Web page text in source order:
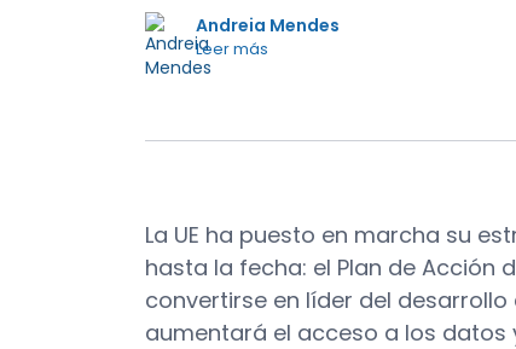
Andreia Mendes
Leer más
La UE ha puesto en marcha su
hasta la fecha: el Plan de Acción
convertirse en líder del
aumentará el acceso a los